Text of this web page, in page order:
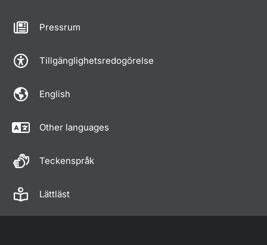
Pressrum
Tillgänglighetsredogörelse
English
Other languages
Teckenspråk
Lättläst